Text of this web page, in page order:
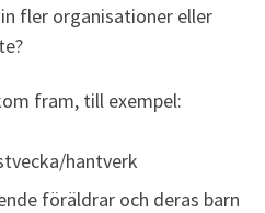
fler organisationer eller
fram, till exempel:
hantverk
föräldrar och deras barn